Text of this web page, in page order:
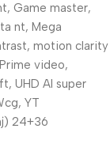
Game master,
nt, Mega
motion clarity
video,
UHD AI super
YT
24+36